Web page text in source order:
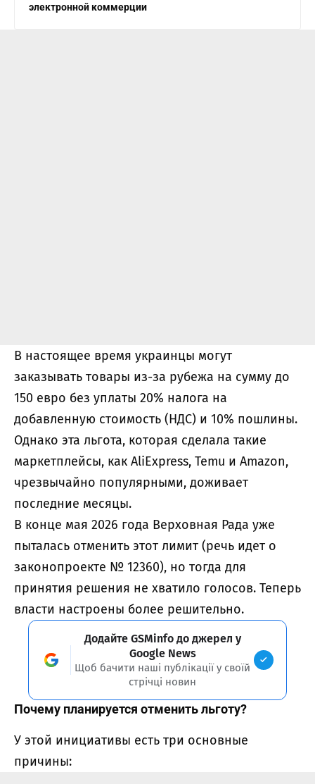
электронной коммерции
В настоящее время украинцы могут
заказывать товары из-за рубежа на сумму до
150 евро без уплаты 20% налога на
добавленную стоимость (НДС) и 10% пошлины.
Однако эта льгота, которая сделала такие
маркетплейсы, как AliExpress, Temu и Amazon,
чрезвычайно популярными, доживает
последние месяцы.
В конце мая 2026 года Верховная Рада уже
пыталась отменить этот лимит (речь идет о
законопроекте № 12360), но тогда для
принятия решения не хватило голосов. Теперь
власти настроены более решительно.
Додайте GSMinfo до джерел у
Google News
Щоб бачити наші публікації у своїй
стрічці новин
Почему планируется отменить льготу?
У этой инициативы есть три основные
причины: